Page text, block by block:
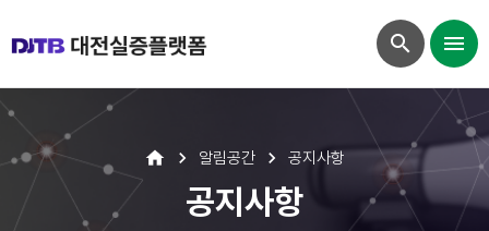
알림공간 공지사항
공지사항